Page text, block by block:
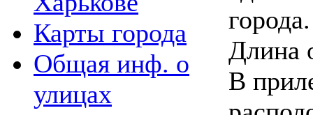
Карты города
Общая инф. о
улицах
города.
Длина
В